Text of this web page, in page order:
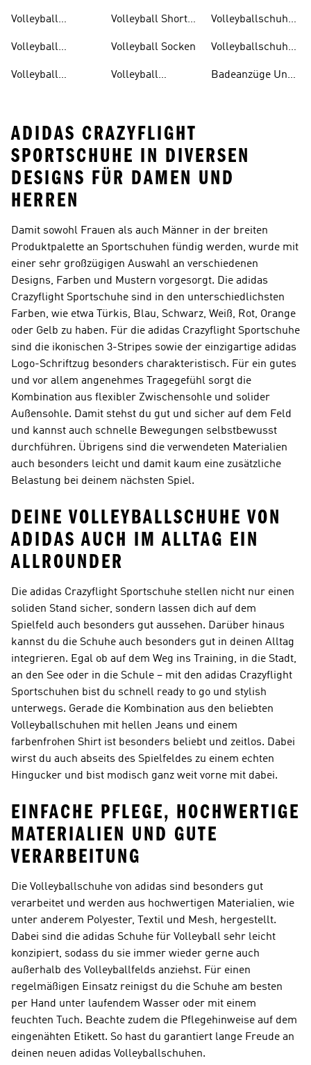
Volleyball
Volleyball
Volleyball
Volleyball Shorts
Volleyball Socken
Volleyball
Volleyballschuhe
Volleyballschuhe
Badeanzüge Und
ADIDAS CRAZYFLIGHT
SPORTSCHUHE IN DIVERSEN
DESIGNS FÜR DAMEN UND
HERREN
Damit sowohl Frauen als auch Männer in der breiten
Produktpalette an Sportschuhen fündig werden, wurde mit
einer sehr großzügigen Auswahl an verschiedenen
Designs, Farben und Mustern vorgesorgt. Die adidas
Crazyflight Sportschuhe sind in den unterschiedlichsten
Farben, wie etwa Türkis, Blau, Schwarz, Weiß, Rot, Orange
oder Gelb zu haben. Für die adidas Crazyflight Sportschuhe
sind die ikonischen 3-Stripes sowie der einzigartige adidas
Logo-Schriftzug besonders charakteristisch. Für ein gutes
und vor allem angenehmes Tragegefühl sorgt die
Kombination aus flexibler Zwischensohle und solider
Außensohle. Damit stehst du gut und sicher auf dem Feld
und kannst auch schnelle Bewegungen selbstbewusst
durchführen. Übrigens sind die verwendeten Materialien
auch besonders leicht und damit kaum eine zusätzliche
Belastung bei deinem nächsten Spiel.
DEINE VOLLEYBALLSCHUHE VON
ADIDAS AUCH IM ALLTAG EIN
ALLROUNDER
Die adidas Crazyflight Sportschuhe stellen nicht nur einen
soliden Stand sicher, sondern lassen dich auf dem
Spielfeld auch besonders gut aussehen. Darüber hinaus
kannst du die Schuhe auch besonders gut in deinen Alltag
integrieren. Egal ob auf dem Weg ins Training, in die Stadt,
an den See oder in die Schule – mit den adidas Crazyflight
Sportschuhen bist du schnell ready to go und stylish
unterwegs. Gerade die Kombination aus den beliebten
Volleyballschuhen mit hellen Jeans und einem
farbenfrohen Shirt ist besonders beliebt und zeitlos. Dabei
wirst du auch abseits des Spielfeldes zu einem echten
Hingucker und bist modisch ganz weit vorne mit dabei.
EINFACHE PFLEGE, HOCHWERTIGE
MATERIALIEN UND GUTE
VERARBEITUNG
Die Volleyballschuhe von adidas sind besonders gut
verarbeitet und werden aus hochwertigen Materialien, wie
unter anderem Polyester, Textil und Mesh, hergestellt.
Dabei sind die adidas Schuhe für Volleyball sehr leicht
konzipiert, sodass du sie immer wieder gerne auch
außerhalb des Volleyballfelds anziehst. Für einen
regelmäßigen Einsatz reinigst du die Schuhe am besten
per Hand unter laufendem Wasser oder mit einem
feuchten Tuch. Beachte zudem die Pflegehinweise auf dem
eingenähten Etikett. So hast du garantiert lange Freude an
deinen neuen adidas Volleyballschuhen.